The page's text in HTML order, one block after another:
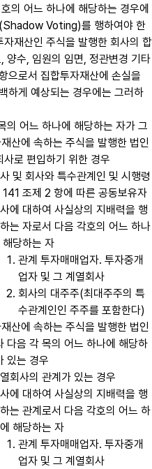
의 어느 하나에 해당하는 경우에
Voting)를 행하여야 한
자재산인 주식을 발행한 회사의 합
양수, 임원의 임면, 정관변경 기타
으로서 집합투자재산에 손실을
하게 예상되는 경우에는 그러하
의 어느 하나에 해당하는 자가 그
산에 속하는 주식을 발행한 법인
사로 편입하기 위한 경우
및 회사와 특수관계인 및 시행령
141 조제 2 항에 따른 공동보유자
에 대하여 사실상의 지배력을 행
는 자로서 다음 각호의 어느 하나
해당하는 자
관계 투자매매업자․ 투자중개
업자 및 그 계열회사
회사의 대주주(최대주주의 특
수관계인인 주주를 포함한다)
산에 속하는 주식을 발행한 법인
다음 각 목의 어느 하나에 해당하
있는 경우
회사의 관계가 있는 경우
에 대하여 사실상의 지배력을 행
는 관계로서 다음 각호의 어느 하
해당하는 자
관계 투자매매업자․ 투자중개
업자 및 그 계열회사